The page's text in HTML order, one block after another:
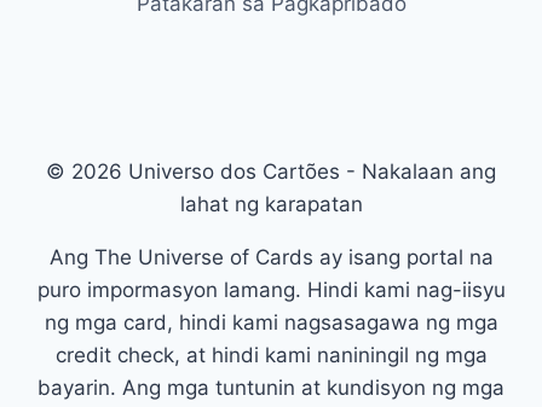
© 2026 Universo dos Cartões - Nakalaan ang
lahat ng karapatan
Ang The Universe of Cards ay isang portal na
puro impormasyon lamang. Hindi kami nag-iisyu
ng mga card, hindi kami nagsasagawa ng mga
credit check, at hindi kami naniningil ng mga
bayarin. Ang mga tuntunin at kundisyon ng mga